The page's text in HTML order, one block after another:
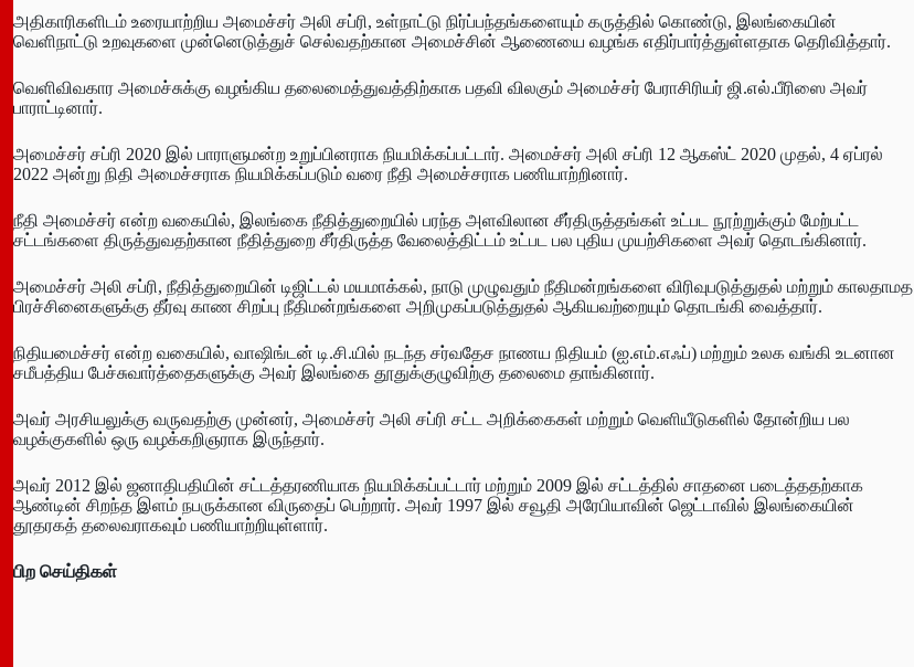
அதிகாரிகளிடம் உரையாற்றிய அமைச்சர் அலி சப்ரி, உள்நாட்டு நிர்ப்பந்தங்களையும் கருத்தில் கொண்டு, இலங்கையின்
வெளிநாட்டு உறவுகளை முன்னெடுத்துச் செல்வதற்கான அமைச்சின் ஆணையை வழங்க எதிர்பார்த்துள்ளதாக தெரிவித்தார்.
வெளிவிவகார அமைச்சுக்கு வழங்கிய தலைமைத்துவத்திற்காக பதவி விலகும் அமைச்சர் பேராசிரியர் ஜி.எல்.பீரிஸை அவர்
பாராட்டினார்.
அமைச்சர் சப்ரி 2020 இல் பாராளுமன்ற உறுப்பினராக நியமிக்கப்பட்டார். அமைச்சர் அலி சப்ரி 12 ஆகஸ்ட் 2020 முதல், 4 ஏப்ரல்
2022 அன்று நிதி அமைச்சராக நியமிக்கப்படும் வரை நீதி அமைச்சராக பணியாற்றினார்.
நீதி அமைச்சர் என்ற வகையில், இலங்கை நீதித்துறையில் பரந்த அளவிலான சீர்திருத்தங்கள் உட்பட நூற்றுக்கும் மேற்பட்ட
சட்டங்களை திருத்துவதற்கான நீதித்துறை சீர்திருத்த வேலைத்திட்டம் உட்பட பல புதிய முயற்சிகளை அவர் தொடங்கினார்.
அமைச்சர் அலி சப்ரி, நீதித்துறையின் டிஜிட்டல் மயமாக்கல், நாடு முழுவதும் நீதிமன்றங்களை விரிவுபடுத்துதல் மற்றும் காலதாமத
பிரச்சினைகளுக்கு தீர்வு காண சிறப்பு நீதிமன்றங்களை அறிமுகப்படுத்துதல் ஆகியவற்றையும் தொடங்கி வைத்தார்.
நிதியமைச்சர் என்ற வகையில், வாஷிங்டன் டி.சி.யில் நடந்த சர்வதேச நாணய நிதியம் (ஐ.எம்.எஃப்) மற்றும் உலக வங்கி உடனான
சமீபத்திய பேச்சுவார்த்தைகளுக்கு அவர் இலங்கை தூதுக்குழுவிற்கு தலைமை தாங்கினார்.
அவர் அரசியலுக்கு வருவதற்கு முன்னர், அமைச்சர் அலி சப்ரி சட்ட அறிக்கைகள் மற்றும் வெளியீடுகளில் தோன்றிய பல
வழக்குகளில் ஒரு வழக்கறிஞராக இருந்தார்.
அவர் 2012 இல் ஜனாதிபதியின் சட்டத்தரணியாக நியமிக்கப்பட்டார் மற்றும் 2009 இல் சட்டத்தில் சாதனை படைத்ததற்காக
ஆண்டின் சிறந்த இளம் நபருக்கான விருதைப் பெற்றார். அவர் 1997 இல் சவூதி அரேபியாவின் ஜெட்டாவில் இலங்கையின்
தூதரகத் தலைவராகவும் பணியாற்றியுள்ளார்.
பிற செய்திகள்